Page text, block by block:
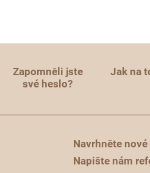
Zapomněli jste
své heslo?
Jak na
Navrhněte
Napište nám